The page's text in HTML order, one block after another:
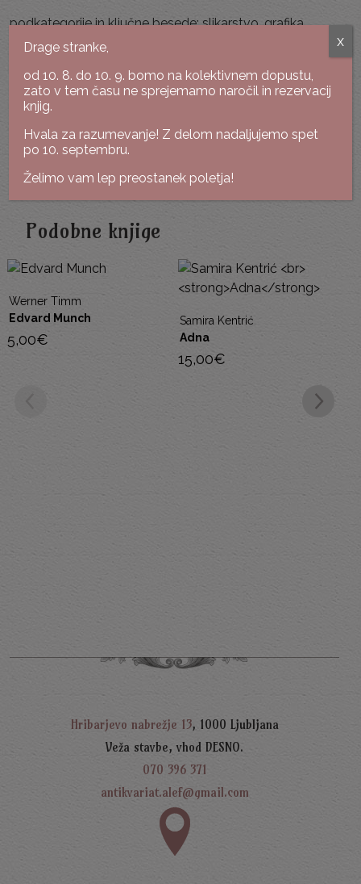
podkategorije in ključne besede: slikarstvo, grafika
lokacija: skladišče
Povej naprej:
Šifra:K-464/8-21/2A
Kategoriji:Umetnost,Slikarstvo, kiparstvo, grafika
Podobne knjige
Werner Timm
Edvard Munch
5,00€
Samira Kentrić
Adna
15,00€
Hribarjevo nabrežje 13, 1000 Ljubljana
Veža stavbe, vhod DESNO.
070 396 371
antikvariat.alef@gmail.com
Drage stranke,
od 10. 8. do 10. 9. bomo na kolektivnem dopustu,
zato v tem času ne sprejemamo naročil in rezervacij
knjig.
Hvala za razumevanje! Z delom nadaljujemo spet
po 10. septembru.
Želimo vam lep preostanek poletja!
x